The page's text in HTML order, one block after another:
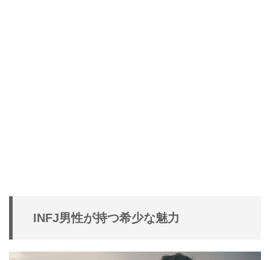
INFJ男性が持つ希少な魅力